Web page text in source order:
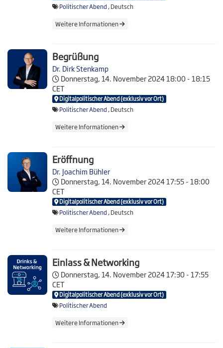
Politischer Abend , Deutsch
Weitere Informationen
Begrüßung
Dr. Dirk Stenkamp
Donnerstag, 14. November 202418:00 - 18:15
CET
Digitalpolitischer Abend (exklusiv vor Ort)
Politischer Abend , Deutsch
Weitere Informationen
Eröffnung
Dr. Joachim Bühler
Donnerstag, 14. November 202417:55 - 18:00
CET
Digitalpolitischer Abend (exklusiv vor Ort)
Politischer Abend , Deutsch
Weitere Informationen
Einlass & Networking
Donnerstag, 14. November 202417:30 - 17:55
CET
Digitalpolitischer Abend (exklusiv vor Ort)
Politischer Abend
Weitere Informationen